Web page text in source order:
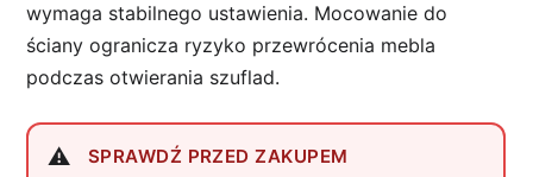
wymaga stabilnego ustawienia. Mocowanie do
ściany ogranicza ryzyko przewrócenia mebla
podczas otwierania szuflad.
SPRAWDŹ PRZED ZAKUPEM